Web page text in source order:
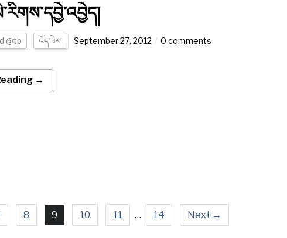
@tb འོད་ཟེར། September 27, 2012 0 comments
→
8 9 10 11 … 14 Next →